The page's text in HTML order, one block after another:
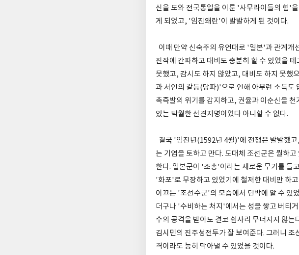
신을 도와 전국통일을 이룬 '사무라이들의 힘'
게 되었고, '임진왜란'이 발발하게 된 것이다.
이때 만약 신숙주의 유언대로 '일본'과 관계개
진작에 간파하고 대비도 충분히 할 수 있었을
못했고, 감시도 하지 않았고, 대비도 하지 못했
과 서인의 갈등(당파)'으로 인해 아무런 소득도
촉즉발의 위기를 감지하고, 권율과 이순신을
있는 탁월한 선견지명이었다 아니할 수 없다.
결국 '임진년(1592년 4월)'에 전쟁은 발발했
는 기염을 토하고 만다. 도대체 조선군은 뭘하
한다. 일본군이 '조총'이라는 새로운 무기를 들
'화포'로 무장하고 있었기에 철저한 대비만 하
이끄는 '조선수군'의 모습에서 단박에 알 수 있
더구나 '수비하는 처지'에서는 성을 쌓고 버티
수의 공격을 받아도 결코 쉽사리 무너지지 않
김시민의 진주성전투가 잘 보여준다. 그러니
격이라도 능히 막아낼 수 있었을 것이다.